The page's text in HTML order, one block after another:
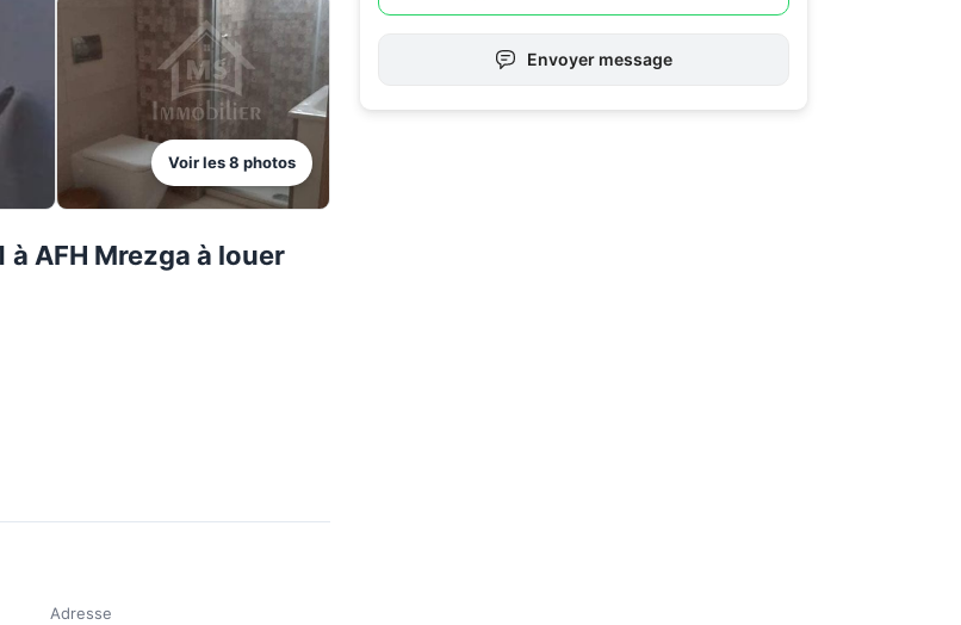
Voir les8 photos
AFH Mrezga à louer
Adresse
Envoyer message